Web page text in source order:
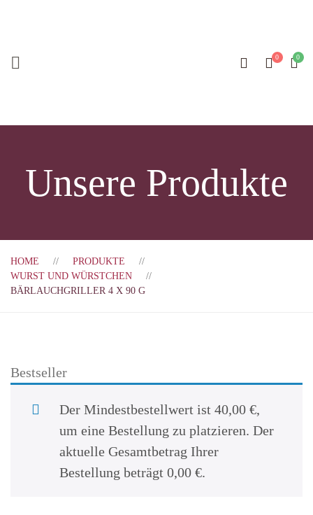
Unsere Produkte
HOME
PRODUKTE
WURST UND WÜRSTCHEN
BÄRLAUCHGRILLER 4 X 90 G
Bestseller
Der Mindestbestellwert ist 40,00 €,
um eine Bestellung zu platzieren. Der
aktuelle Gesamtbetrag Ihrer
Bestellung beträgt 0,00 €.